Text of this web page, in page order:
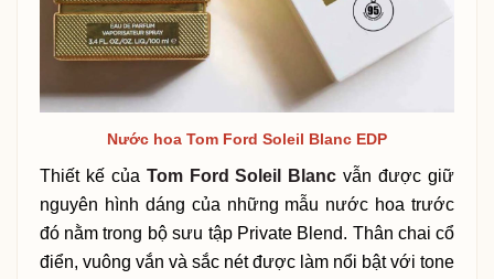
Nước hoa Tom Ford Soleil Blanc EDP
Thiết kế của Tom Ford Soleil Blanc vẫn được giữ
nguyên hình dáng của những mẫu nước hoa trước
đó nằm trong bộ sưu tập Private Blend. Thân chai cổ
điển, vuông vắn và sắc nét được làm nổi bật với tone